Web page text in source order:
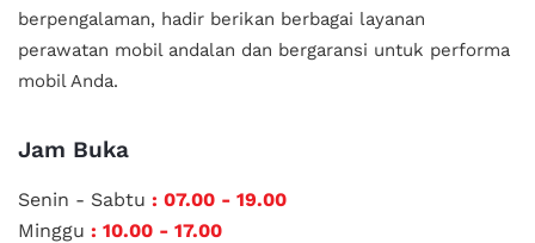
berpengalaman, hadir berikan berbagai layanan
perawatan mobil andalan dan bergaransi untuk performa
mobil Anda.
Jam Buka
Senin - Sabtu : 07.00 - 19.00
Minggu : 10.00 - 17.00